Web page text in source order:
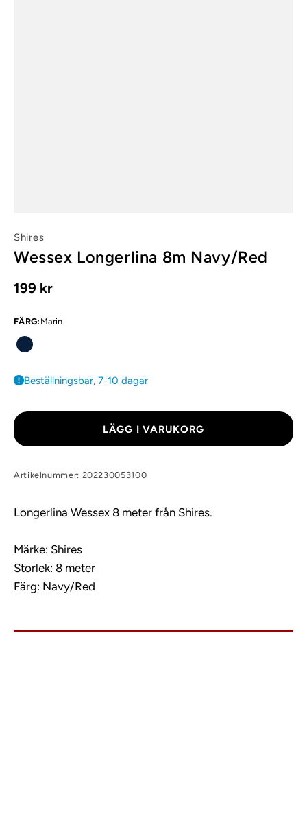
Shires
Wessex Longerlina 8m Navy/Red
199 kr
FÄRG: Marin
Beställningsbar, 7-10 dagar
LÄGG I VARUKORG
Artikelnummer: 202230053100
Longerlina Wessex 8 meter från Shires.
Märke: Shires
Storlek: 8 meter
Färg: Navy/Red